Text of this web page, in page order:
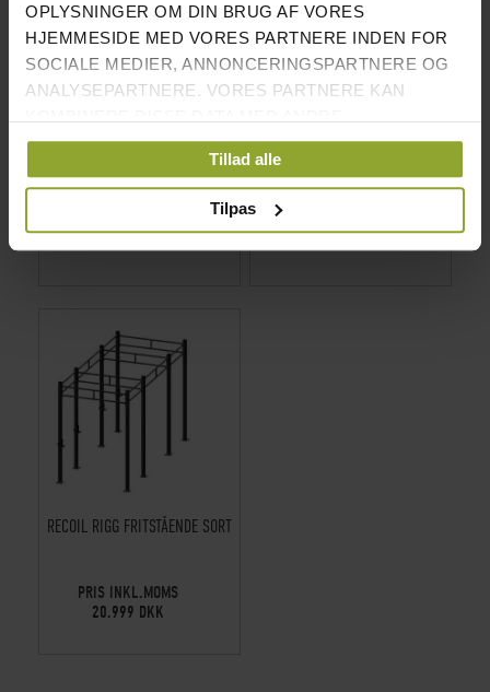
OPLYSNINGER OM DIN BRUG AF VORES
HJEMMESIDE MED VORES PARTNERE INDEN FOR
SOCIALE MEDIER, ANNONCERINGSPARTNERE OG
ANALYSEPARTNERE. VORES PARTNERE KAN
OPLYSNINGER, DU HAR GIVET DEM, ELLER SOM DE
HAR INDSAMLET FRA DIN BRUG AF DERES
TJENESTER.
Tillad alle
Tilpas
SIKKERHEDSARME TIL RECOILS
RIGGE - I PAR
1.129 DKK
RECOIL RIGG VÆGMONTERET
SORT
RECOIL RIGG FRITSTÅENDE SORT
PRIS INKL.MOMS
20.999 DKK